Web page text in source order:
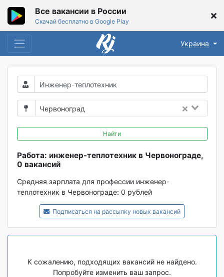
Все вакансии в России
Скачай бесплатно в Google Play
Украина
Червоноград
Найти
Работа: инженер-теплотехник в Червонограде,
0 вакансий
Средняя зарплата для профессии инженер-
теплотехник в Червонограде: 0 рублей
Подписаться на рассылку новых вакансий
К сожалению, подходящих вакансий не найдено.
Попробуйте изменить ваш запрос.